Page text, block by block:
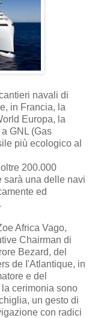
navali di
in Francia, la
Europa, la
GNL (Gas
più ecologico al
200.000
sarà una delle navi
ed
Africa Vago,
Chairman di
Bezard, del
de I'Atlantique, in
e del
cerimonia sono
un gesto di
con radici